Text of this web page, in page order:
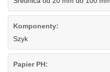
Komponenty:
Szyk
Papier PH: